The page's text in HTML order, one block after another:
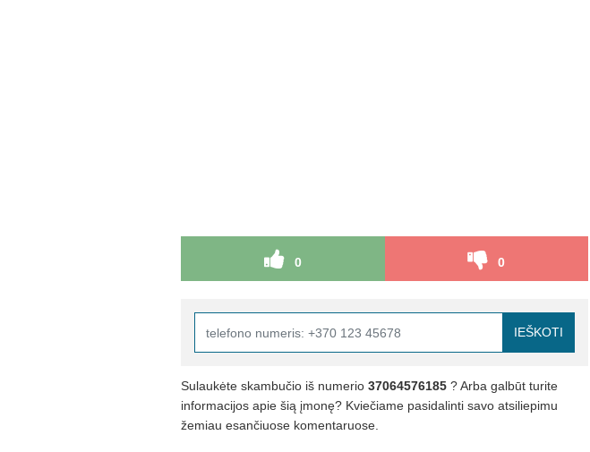
0 0
IEŠKOTI
Sulaukėte skambučio iš numerio 37064576185 ? Arba galbūt turite
informacijos apie šią įmonę? Kviečiame pasidalinti savo atsiliepimu
žemiau esančiuose komentaruose.